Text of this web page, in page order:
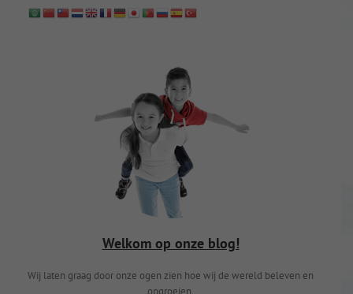
Welkom op onze blog!
Wij laten graag door onze ogen zien hoe wij de wereld beleven en
opgroeien.